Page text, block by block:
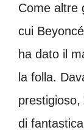
Come altre
cui
ha dato il
la folla.
di